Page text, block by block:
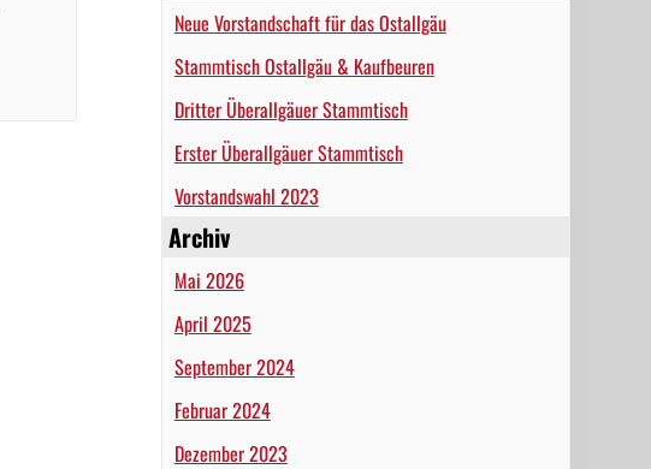
Neue Vorstandschaft für das Ostallgäu
Stammtisch Ostallgäu & Kaufbeuren
Dritter Überallgäuer Stammtisch
Erster Überallgäuer Stammtisch
Vorstandswahl 2023
Archiv
Mai 2026
April 2025
September 2024
Februar 2024
Dezember 2023